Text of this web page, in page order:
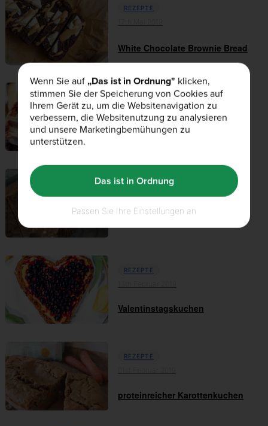
REZEPTE
White Chocolate Brownie Bread
REZEPTE
01st März 2019
Schokoladen-Waffeln
REZEPTE
28th Februar 2019
REZEPTE
Valentinstagskuchen
REZEPTE
proteinreicher Karottenkuchen
Wenn Sie auf „Das ist in Ordnung" klicken,
stimmen Sie der Speicherung von Cookies auf
Ihrem Gerät zu, um die Websitenavigation zu
verbessern, die Websitenutzung zu analysieren
und unsere Marketingbemühungen zu
unterstützen.
Passen Sie Ihre Einstellungen an
Das ist in Ordnung